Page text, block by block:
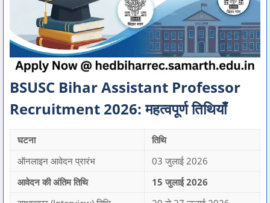
BSUSC Bihar Assistant Professor
Recruitment 2026: महत्वपूर्ण तिथियाँ
घटना
तिथि
ऑनलाइन आवेदन प्रारंभ
03 जुलाई 2026
आवेदन की अंतिम तिथि
15 जुलाई 2026